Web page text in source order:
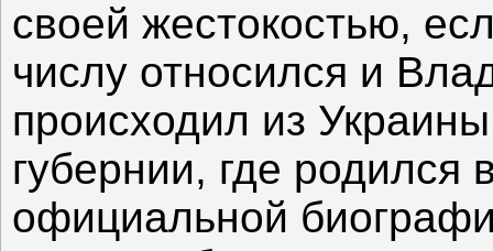
своей жестокостью,
числу относился и
происходил из
губернии, где родился
официальной